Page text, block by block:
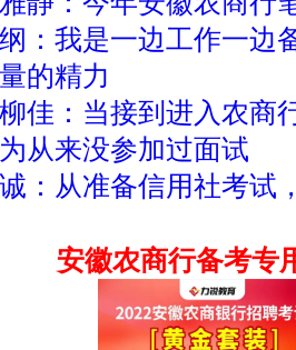
： 我是一边工作一边
的精力
佳 ： 当接到进入农商
从来没参加过面试
： 从准备信用社考试
安徽农商行备考专